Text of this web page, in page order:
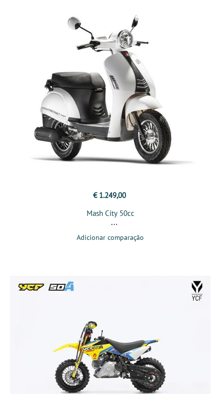
€ 1.249,00
Mash City 50cc
Adicionar comparação